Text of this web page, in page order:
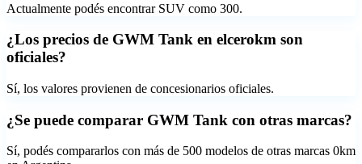
Actualmente podés encontrar SUV como 300.
¿Los precios de GWM Tank en elcerokm son
oficiales?
Sí, los valores provienen de concesionarios oficiales.
¿Se puede comparar GWM Tank con otras marcas?
Sí, podés compararlos con más de 500 modelos de otras marcas 0km